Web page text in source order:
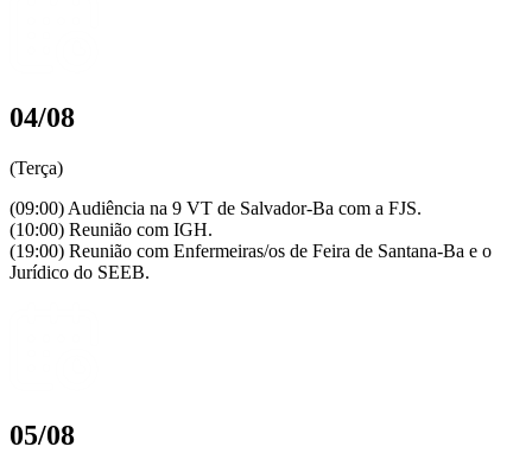
04/08
(Terça)
(09:00) Audiência na 9 VT de Salvador-Ba com a FJS.
(10:00) Reunião com IGH.
(19:00) Reunião com Enfermeiras/os de Feira de Santana-Ba e o
Jurídico do SEEB.
05/08